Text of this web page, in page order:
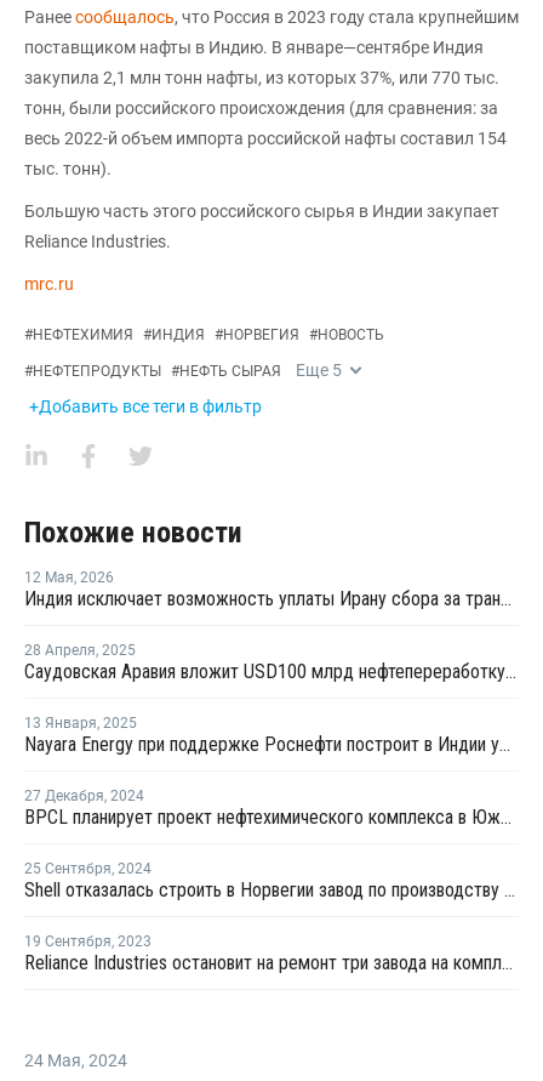
Ранеесообщалось, что Россия в 2023 году стала крупнейшим
поставщиком нафты в Индию. В январе—сентябре Индия
закупила 2,1 млн тонн нафты, из которых 37%, или 770 тыс.
тонн, были российского происхождения (для сравнения: за
весь 2022-й объем импорта российской нафты составил 154
тыс. тонн).
Большую часть этого российского сырья в Индии закупает
Reliance Industries.
mrc.ru
#НЕФТЕХИМИЯ #ИНДИЯ #НОРВЕГИЯ #НОВОСТЬ
#НЕФТЕПРОДУКТЫ #НЕФТЬ СЫРАЯ Еще 5
+Добавить все теги в фильтр
Похожие новости
12 Мая, 2026
Индия исключает возможность уплаты Ирану сбора за транзит нефти и газа через Ормузский пролив
28 Апреля, 2025
Саудовская Аравия вложит USD100 млрд нефтепереработку и нефтехимию Индии
13 Января, 2025
Nayara Energy при поддержке Роснефти построит в Индии установку крекинга этана
27 Декабря, 2024
BPCL планирует проект нефтехимического комплекса в Южной Индии
25 Сентября, 2024
Shell отказалась строить в Норвегии завод по производству "голубого" водорода
19 Сентября, 2023
Reliance Industries остановит на ремонт три завода на комплекса Джамнагар
24 Мая, 2024